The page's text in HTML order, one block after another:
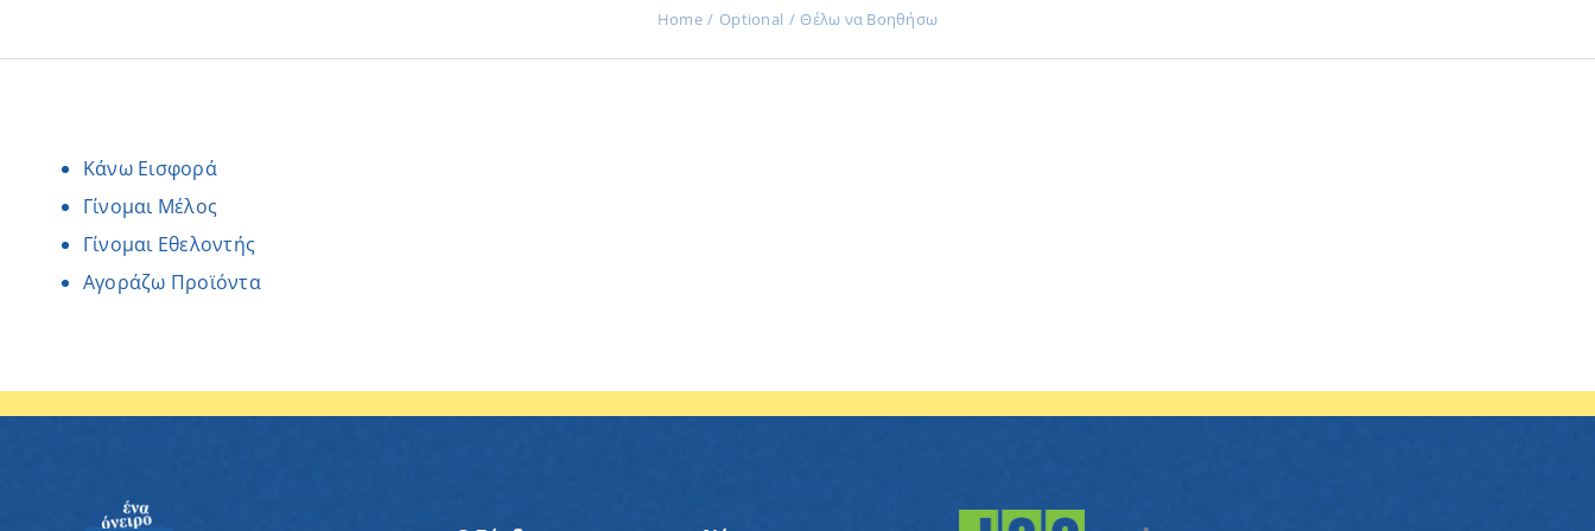
Home Optional Θέλω να Βοηθήσω
Κάνω Εισφορά
Γίνομαι Μέλος
Γίνομαι Εθελοντής
Αγοράζω Προϊόντα